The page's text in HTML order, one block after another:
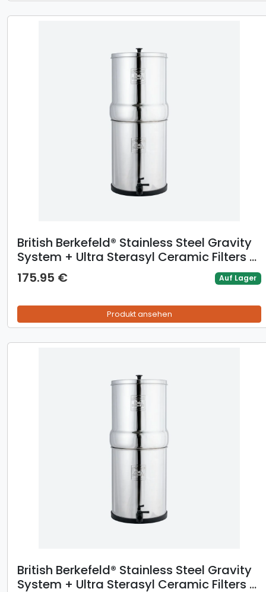
British Berkefeld® Stainless Steel Gravity
System + Ultra Sterasyl Ceramic Filters -
8.5L / 2 x Ultra Sterasyl
175.95 € Auf Lager
Produkt ansehen
British Berkefeld® Stainless Steel Gravity
System + Ultra Sterasyl Ceramic Filters -